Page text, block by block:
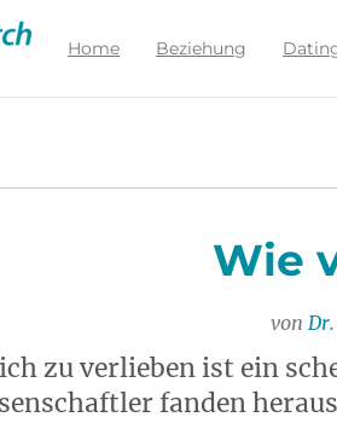
Zur
Partnersuche
Home Beziehung
Wie
von
zu verlieben ist ein
fanden